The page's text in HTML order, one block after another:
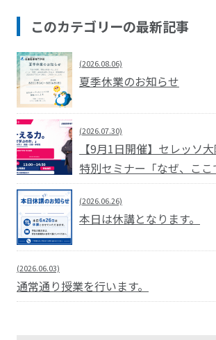
このカテゴリーの最新記事
(2026.08.06)
夏季休業のお知らせ
(2026.07.30)
【9月1日開催】セレッソ
特別セミナー「なぜ、ここ
(2026.06.26)
本日は休講となります。
(2026.06.03)
通常通り授業を行います。